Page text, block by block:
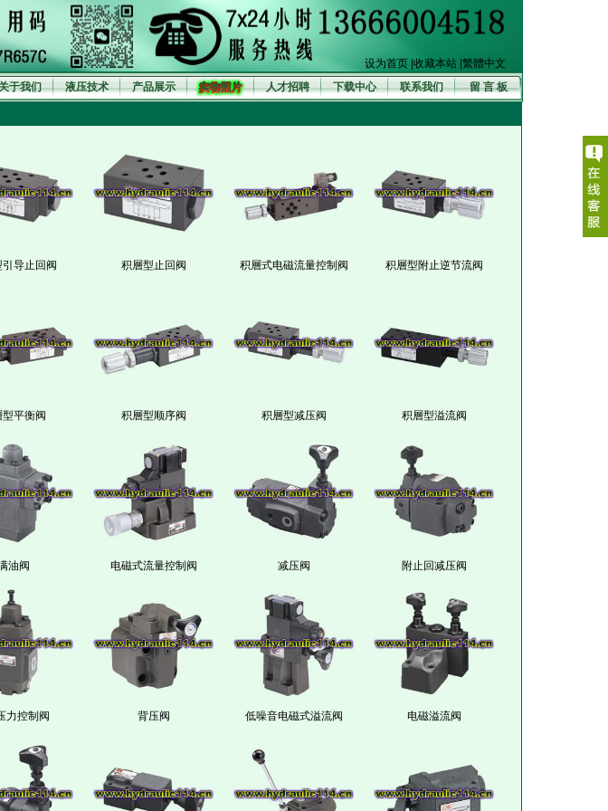
设为首页 收藏本站 繁體中文
留 言 板
联系我们
下载中心
人才招聘
实物照片
产品展示
液压技术
于我们
导止回阀 积層型止回阀 积層式电磁流量控制阀 积層型附止逆节流阀
型平衡阀 积層型顺序阀 积層型减压阀 积層型溢流阀
油阀 电磁式流量控制阀 减压阀 附止回减压阀
力控制阀 背压阀 低噪音电磁式溢流阀 电磁溢流阀